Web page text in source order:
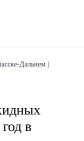
Дальнем |
в